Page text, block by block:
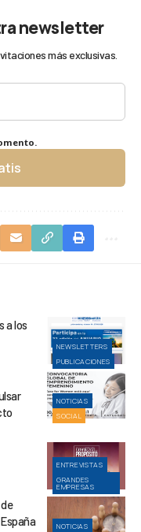
newsletter
más exclusivas.
NEWSLETTERS
PUBLICACIONES
a los
NOTICIAS
SOCIAL
ENTREVISTAS
GRANDES
EMPRESAS
NOTICIAS